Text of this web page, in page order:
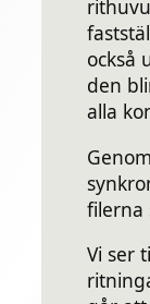
också
den
alla
filerna
Vi ser